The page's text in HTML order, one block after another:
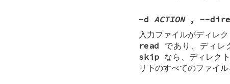
-d ACTION , --
入力ファイルがディレ
read であり、ディレ
skip なら、ディレク
リ下のすべてのファイ